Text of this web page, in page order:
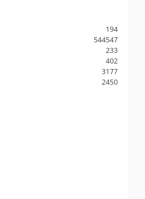
194
544547
233
402
3177
2450